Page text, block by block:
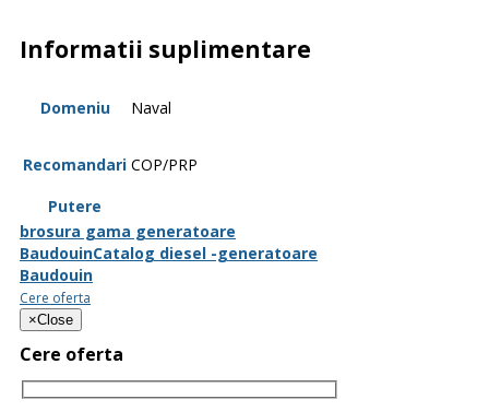
Informatii suplimentare
Domeniu Naval
Recomandari COP/PRP
Putere
brosura gama generatoare
BaudouinCatalog diesel -generatoare
Baudouin
Cere oferta
×Close
Cere oferta